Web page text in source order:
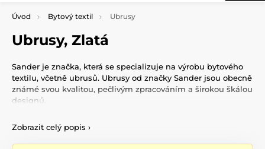
Úvod Bytový textil Ubrusy
Ubrusy, Zlatá
Sander je značka, která se specializuje na výrobu bytového
textilu, včetně ubrusů. Ubrusy od značky Sander jsou obecně
známé svou kvalitou, pečlivým zpracováním a širokou škálou
designů.
každodenní použití i na speciální příležitosti. Tyto ubrusy
jsou často vyrobeny z kvalitních materiálů a nabízejí různé
Zobrazit celý popis ›